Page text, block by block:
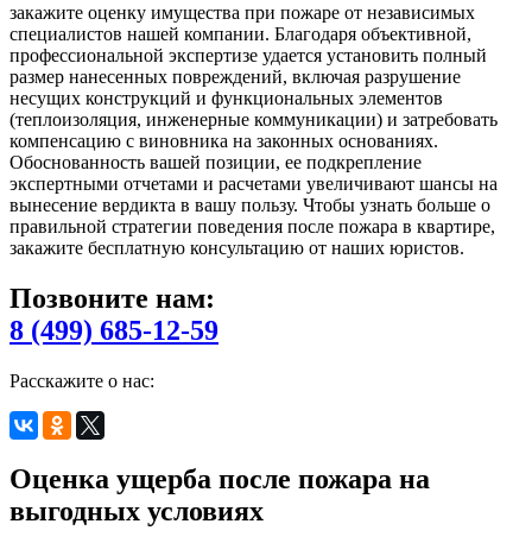
закажите оценку имущества при пожаре от независимых
специалистов нашей компании. Благодаря объективной,
профессиональной экспертизе удается установить полный
размер нанесенных повреждений, включая разрушение
несущих конструкций и функциональных элементов
(теплоизоляция, инженерные коммуникации) и затребовать
компенсацию с виновника на законных основаниях.
Обоснованность вашей позиции, ее подкрепление
экспертными отчетами и расчетами увеличивают шансы на
вынесение вердикта в вашу пользу. Чтобы узнать больше о
правильной стратегии поведения после пожара в квартире,
закажите бесплатную консультацию от наших юристов.
Позвоните нам:
8 (499) 685-12-59
Расскажите о нас:
Оценка ущерба после пожара на
выгодных условиях